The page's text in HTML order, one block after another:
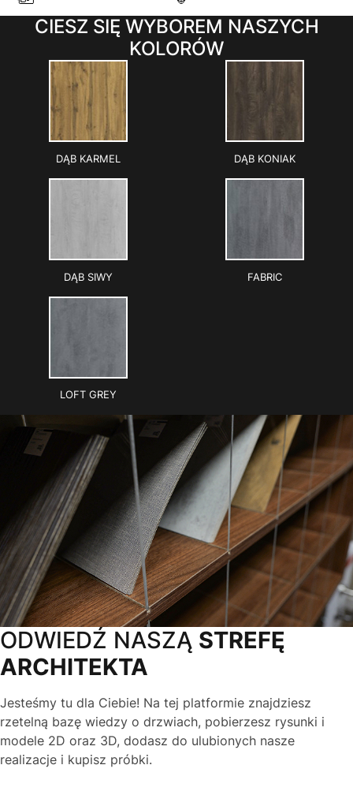
CIESZ SIĘ WYBOREM NASZYCH
KOLORÓW
DĄB KARMEL DĄB KONIAK
DĄB SIWY FABRIC
LOFT GREY
ODWIEDŹ NASZĄ STREFĘ
ARCHITEKTA
Jesteśmy tu dla Ciebie! Na tej platformie znajdziesz
rzetelną bazę wiedzy o drzwiach, pobierzesz rysunki i
modele 2D oraz 3D, dodasz do ulubionych nasze
realizacje i kupisz próbki.